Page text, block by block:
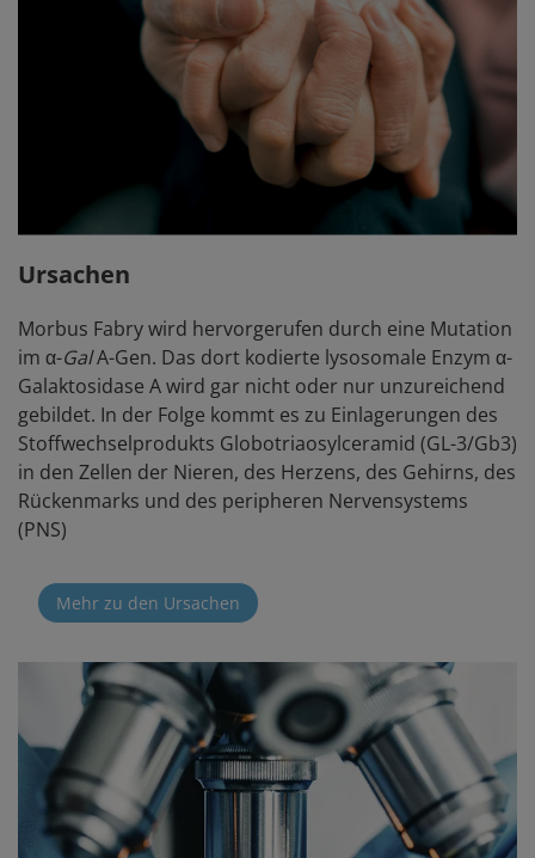
Ursachen
Morbus Fabry wird hervorgerufen durch eine Mutation
im α-GalA-Gen. Das dort kodierte lysosomale Enzym α-
Galaktosidase A wird gar nicht oder nur unzureichend
gebildet. In der Folge kommt es zu Einlagerungen des
Stoffwechselprodukts Globotriaosylceramid (GL-3/Gb3)
in den Zellen der Nieren, des Herzens, des Gehirns, des
Rückenmarks und des peripheren Nervensystems
(PNS)
Mehr zu den Ursachen